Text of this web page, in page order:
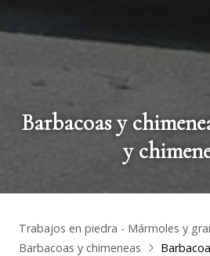
Barbacoas y
y
Trabajos en piedra - Mármoles y
Barbacoas y chimeneas